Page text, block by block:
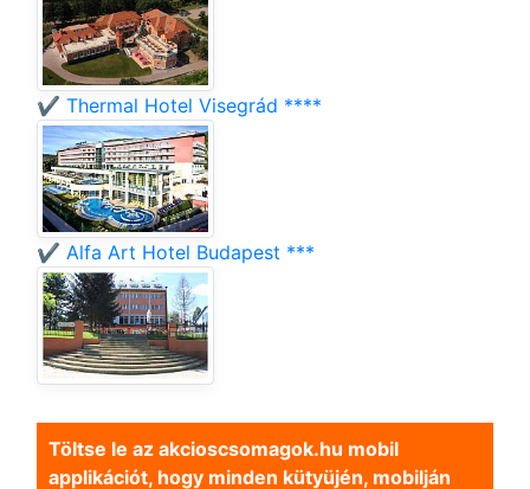
✔️ Thermal Hotel Visegrád ****
✔️ Alfa Art Hotel Budapest ***
Töltse le az akcioscsomagok.hu mobil
applikációt, hogy minden kütyüjén, mobilján